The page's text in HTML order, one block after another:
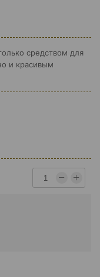
средством для
и красивым